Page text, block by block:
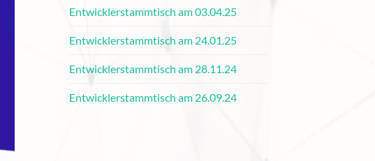
Entwicklerstammtisch am 03.04.25
Entwicklerstammtisch am 24.01.25
Entwicklerstammtisch am 28.11.24
Entwicklerstammtisch am 26.09.24